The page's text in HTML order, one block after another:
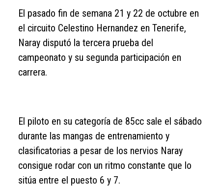
El pasado fin de semana 21 y 22 de octubre en
el circuito Celestino Hernandez en Tenerife,
Naray disputó la tercera prueba del
campeonato y su segunda participación en
carrera.
El piloto en su categoría de 85cc sale el sábado
durante las mangas de entrenamiento y
clasificatorias a pesar de los nervios Naray
consigue rodar con un ritmo constante que lo
sitúa entre el puesto 6 y 7.